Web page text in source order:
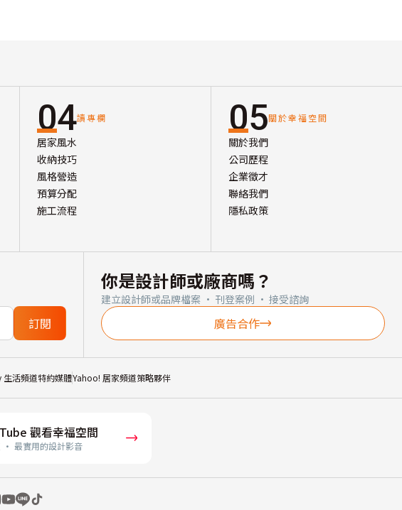
04讀專欄
居家風水
收納技巧
風格營造
預算分配
施工流程
05關於幸福空間
關於我們
公司歷程
企業徵才
聯絡我們
隱私政策
訂閱
你是設計師或廠商嗎？
建立設計師或品牌檔案 · 刊登案例 · 接受諮詢
廣告合作
生活頻道特約媒體Yahoo! 居家頻道策略夥伴
觀看幸福空間
· 最實用的設計影音